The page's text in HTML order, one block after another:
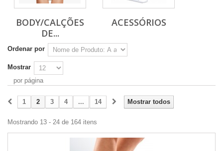
BODY/CALÇÕES
DE...
ACESSÓRIOS
Ordenar por
Mostrar
por página
Mostrar todos
1 2 3 4 ... 14
Mostrando 13 - 24 de 164 itens